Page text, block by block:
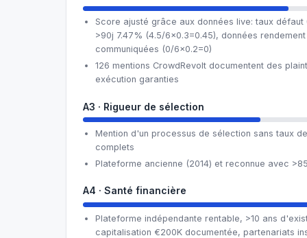
Score ajusté grâce aux données live: taux
>90j 7.47% (4.5/6×0.3=0.45), données
communiquées (0/6×0.2=0)
126 mentions CrowdRevolt documentent des
exécution garanties
A3 · Rigueur de sélection
Mention d'un processus de sélection sans taux
complets
Plateforme ancienne (2014) et reconnue avec
A4 · Santé financière
Plateforme indépendante rentable, >10 ans
capitalisation €200K documentée, partenariats